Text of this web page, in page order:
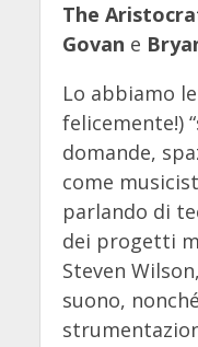
The
Govan e
Lo abbiamo
felicemente!)
domande,
come
parlando di
dei progetti
Steven
suono,